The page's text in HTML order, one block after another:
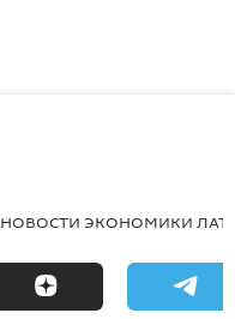
НОВОСТИ ЭКОНОМИКИ